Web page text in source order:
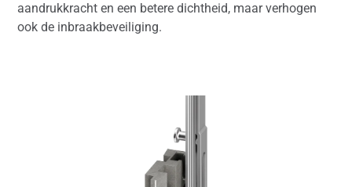
aandrukkracht en een betere dichtheid, maar verhogen
ook de inbraakbeveiliging.